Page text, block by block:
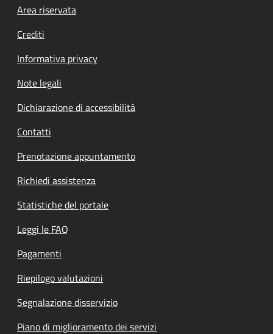
Footer menu
Area riservata
Crediti
Informativa privacy
Note legali
Dichiarazione di accessibilità
Contatti
Prenotazione appuntamento
Richiedi assistenza
Statistiche del portale
Leggi le FAQ
Pagamenti
Riepilogo valutazioni
Segnalazione disservizio
Piano di miglioramento dei servizi